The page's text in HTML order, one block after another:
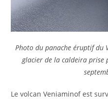
Photo du panache éruptif du
glacier de la caldeira prise
Le volcan Veniaminof est